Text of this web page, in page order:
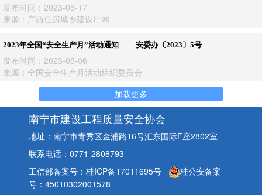
发布时间：2023-05-17
来源：广西住房城乡建设厅网
2023年全国“安全生产月”活动通知— —安委办〔2023〕5号
发布时间：2023-05-06
来源：全国安全生产月活动组织委员会
加载更多
南宁市建设工程质量安全协会
地址：南宁市青秀区金浦路16号汇东国际F座2802室
联系电话：0771-2808793
工信部备案号：桂ICP备17011695号
桂公安备案
号：45010302001578